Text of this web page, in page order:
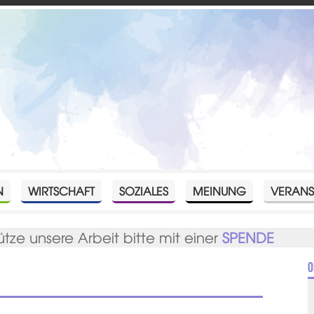
WIRTSCHAFT SOZIALES MEINUNG
unsere Arbeit bitte mit einerSPENDE